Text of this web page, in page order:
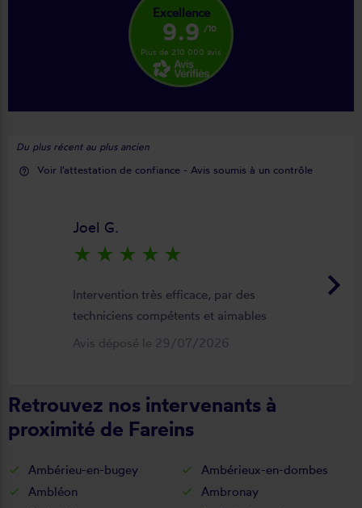
Excellence
9.9 /10
Plus de 210 000 avis
Du plus récent au plus ancien
help_outline Voir l'attestation de confiance - Avis soumis à un contrôle
keyboard_arrow_right
Joel G.
star_rate star_rate star_rate star_rate star_rate
Intervention très efficace, par des
techniciens compétents et aimables
Avis déposé le 29/07/2026
Retrouvez nos intervenants à
proximité de Fareins
Ambérieu-en-bugey
Ambérieux-en-dombes
Ambléon
Ambronay